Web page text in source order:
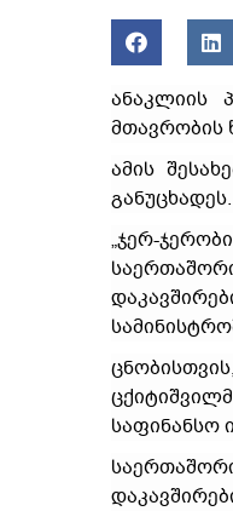
ანაკლიის
მთავრობის
ამის
განუცხადეს.
„ჯერ-
საფინანსო